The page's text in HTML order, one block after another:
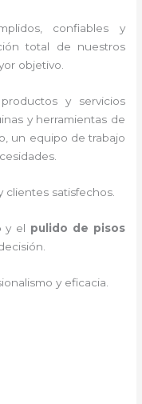
confiables y
total de nuestros
objetivo.
y servicios
y herramientas de
un equipo de trabajo
satisfechos.
y el pulido de pisos
y eficacia.